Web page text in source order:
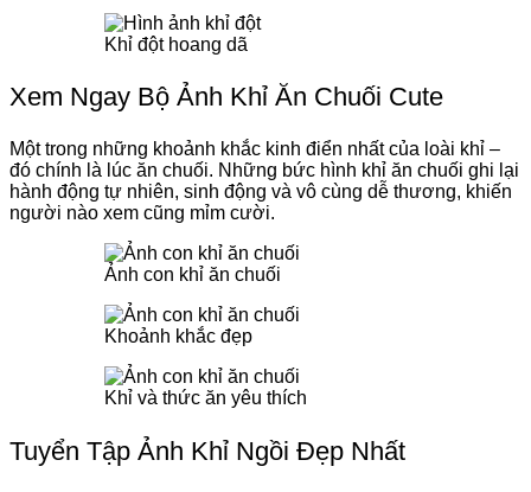
Khỉ đột hoang dã
Xem Ngay Bộ Ảnh Khỉ Ăn Chuối Cute
Một trong những khoảnh khắc kinh điển nhất của loài khỉ –
đó chính là lúc ăn chuối. Những bức hình khỉ ăn chuối ghi lại
hành động tự nhiên, sinh động và vô cùng dễ thương, khiến
người nào xem cũng mỉm cười.
Ảnh con khỉ ăn chuối
Khoảnh khắc đẹp
Khỉ và thức ăn yêu thích
Tuyển Tập Ảnh Khỉ Ngồi Đẹp Nhất